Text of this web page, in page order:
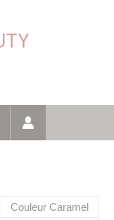
Couleur Caramel